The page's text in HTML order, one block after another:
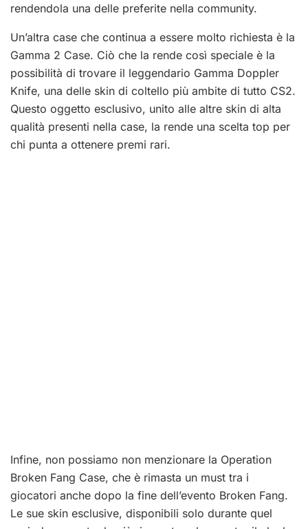
rendendola una delle preferite nella community.
Un’altra case che continua a essere molto richiesta è la
Gamma 2 Case. Ciò che la rende così speciale è la
possibilità di trovare il leggendario Gamma Doppler
Knife, una delle skin di coltello più ambite di tutto CS2.
Questo oggetto esclusivo, unito alle altre skin di alta
qualità presenti nella case, la rende una scelta top per
chi punta a ottenere premi rari.
Infine, non possiamo non menzionare la Operation
Broken Fang Case, che è rimasta un must tra i
giocatori anche dopo la fine dell’evento Broken Fang.
Le sue skin esclusive, disponibili solo durante quel